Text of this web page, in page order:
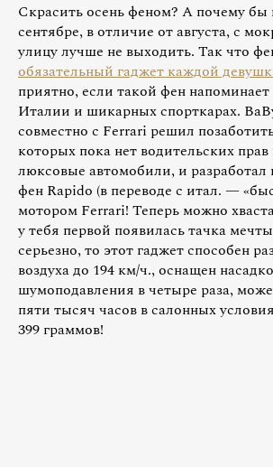
Скрасить осень феном? А почему бы
сентябре, в отличие от августа, с
улицу лучше не выходить. Так что
обязательный гаджет каждой
приятно, если такой фен
Италии и шикарных спорткарах.
совместно с Ferrari решил
которых пока нет водительских прав
люксовые автомобили, и
фен Rapido (в переводе с итал. —
мотором Ferrari! Теперь можно
у тебя первой появилась тачка
серьезно, то этот гаджет способен
воздуха до 194 км/ч., оснащен
шумоподавления в четыре раза,
пяти тысяч часов в салонных
399 граммов!